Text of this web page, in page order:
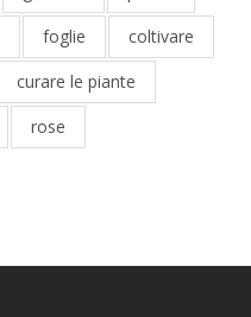
foglie
coltivare
curare le piante
rose